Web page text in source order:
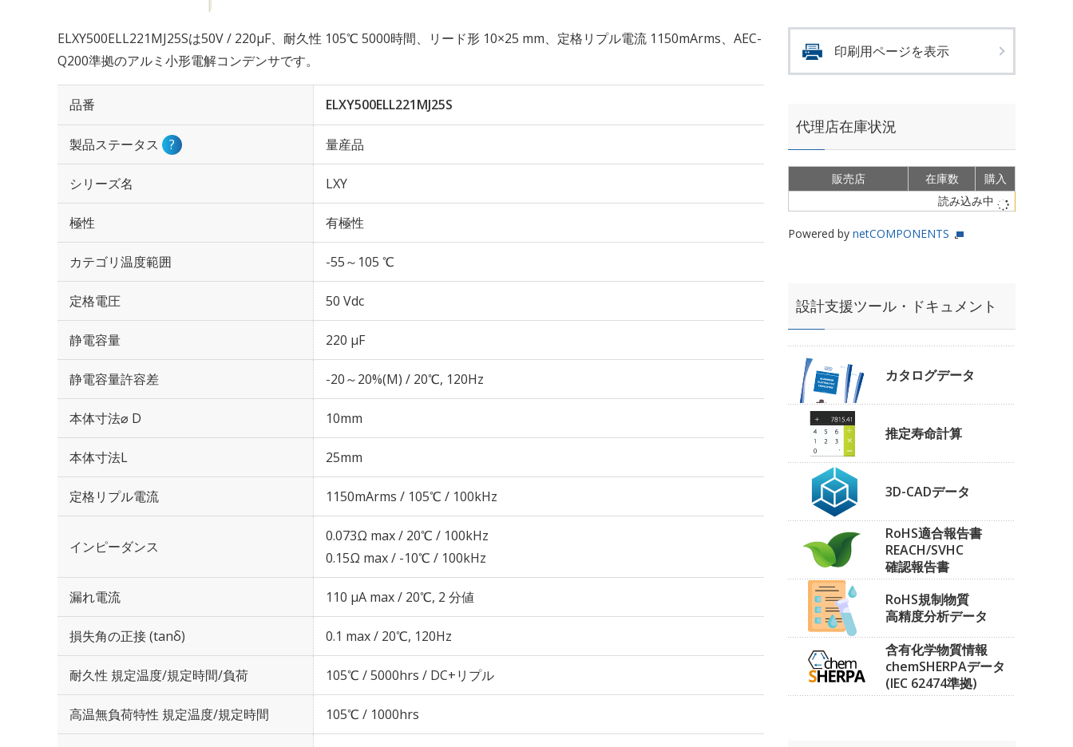
ELXY500ELL221MJ25Sは50V / 220µF、耐久性 105℃ 5000時間、リード形 10×25 mm、定格リプル電流 1150mArms、AEC-
Q200準拠のアルミ小形電解コンデンサです。
品番 ELXY500ELL221MJ25S
製品ステータス ? 量産品
シリーズ名 LXY
極性 有極性
カテゴリ温度範囲 -55～105 ℃
定格電圧 50 Vdc
静電容量 220 µF
静電容量許容差 -20～20%(M) / 20℃, 120Hz
本体寸法⌀ D 10mm
本体寸法L 25mm
定格リプル電流 1150mArms / 105℃ / 100kHz
インピーダンス
0.073Ω max / 20℃ / 100kHz
0.15Ω max / -10℃ / 100kHz
漏れ電流 110 μA max / 20℃, 2 分値
損失角の正接 (tanδ) 0.1 max / 20℃, 120Hz
耐久性 規定温度/規定時間/負荷 105℃ / 5000hrs / DC+リプル
高温無負荷特性 規定温度/規定時間 105℃ / 1000hrs
印刷用ページを表示
代理店在庫状況
販売店 在庫数
購入
読み込み中
Powered by netCOMPONENTS
設計支援ツール・ドキュメント
カタログデータ
推定寿命計算
3D-CADデータ
RoHS適合報告書
REACH/SVHC
確認報告書
RoHS規制物質
高精度分析データ
含有化学物質情報
chemSHERPAデータ
(IEC 62474準拠)